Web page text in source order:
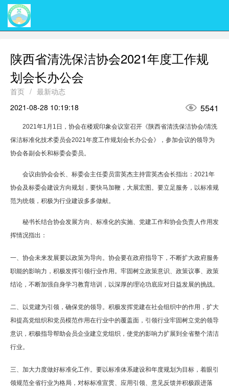
陕西省清洗保洁协会2021年度工作规
划会长办公会
首页 / 最新动态
2021-08-28 10:19:18
 5541
2021年1月1日，协会在楼观印象会议室召开《陕西省清洗保洁协会/清洗
保洁标准化技术委员会2021年度工作规划会长办公会》，参加会议的领导为
协会各副会长和标委会委员。
会议由协会会长、标委会主任委员雷英杰主持雷英杰会长指出：2021年
协会及标委会建设方向规划，要快马加鞭，大展宏图。要立足服务，以标准规
范为统领，积极为行业建设多多做献。
秘书长结合协会发展方向、标准化的实施、党建工作和协会负责人作用发
挥情况指出：
一、协会未来发展要以政策为导向。协会要在政府指导下，不断扩大政府服务
职能的影响力，积极发挥引领行业作用。牢固树立政策意识、政策议事、政策
结论，不断加强自身学习教育培训，以深厚的理论功底应对日益发展的挑战。
二、以党建为引领，确保党的领导。积极发挥党建在社会组织中的作用，扩大
和提高党组织和党员模范作用在行业中的覆盖面，引领行业牢固树立党的领导
意识，积极指导帮助会员企业建立党组织，使党的影响力扩展到全省整个清洁
行业。
三、加大力度做好标准化工作。要以标准体系建设和年度规划为目标，着眼引
领规范全省行业为格局，对标标准宣贯、应用引领、意见反馈并积极跟进落